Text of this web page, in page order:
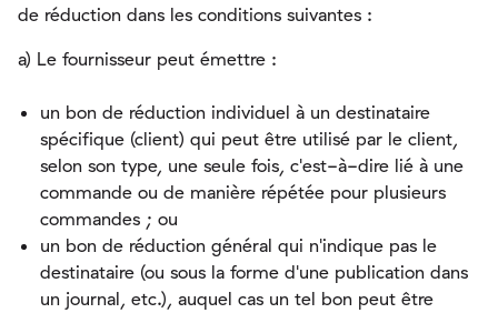
de réduction dans les conditions suivantes :
a) Le fournisseur peut émettre :
un bon de réduction individuel à un destinataire
spécifique (client) qui peut être utilisé par le client,
selon son type, une seule fois, c'est-à-dire lié à une
commande ou de manière répétée pour plusieurs
commandes ; ou
un bon de réduction général qui n'indique pas le
destinataire (ou sous la forme d'une publication dans
un journal, etc.), auquel cas un tel bon peut être